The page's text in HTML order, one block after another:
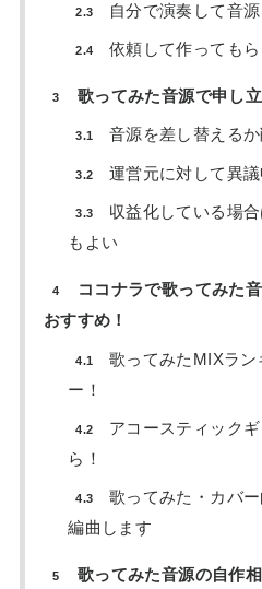
2.3 自分で演奏して音
2.4 依頼して作っても
3 歌ってみた音源で申し
3.1 音源を差し替える
3.2 運営元に対して異
3.3
収益化している場
もよい
4
ココナラで歌ってみた
おすすめ！
4.1
歌ってみたMIXラン
ー！
4.2
アコースティック
ら！
4.3
歌ってみた・カバ
編曲します
5
歌ってみた音源の自作